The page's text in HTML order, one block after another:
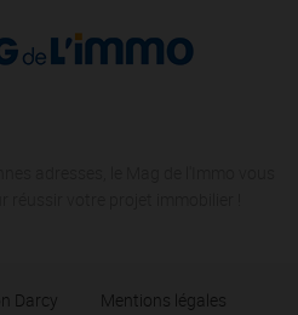
Darcy Mentions légales